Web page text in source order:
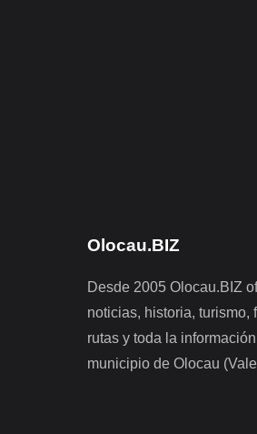
Olocau.BIZ
Desde 2005 Olocau.BIZ
noticias, historia, turismo,
rutas y toda la información
municipio de Olocau